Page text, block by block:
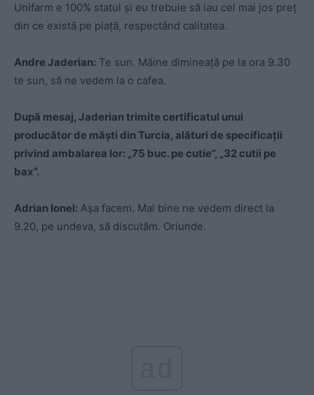
Unifarm e 100% statul și eu trebuie să iau cel mai jos preț
din ce există pe piață, respectând calitatea.
Andre Jaderian: Te sun. Mâine dimineață pe la ora 9.30
te sun, să ne vedem la o cafea.
După mesaj, Jaderian trimite certificatul unui
producător de măști din Turcia, alături de specificații
privind ambalarea lor: „75 buc. pe cutie”, „32 cutii pe
bax”.
Adrian Ionel: Așa facem. Mai bine ne vedem direct la
9.20, pe undeva, să discutăm. Oriunde.